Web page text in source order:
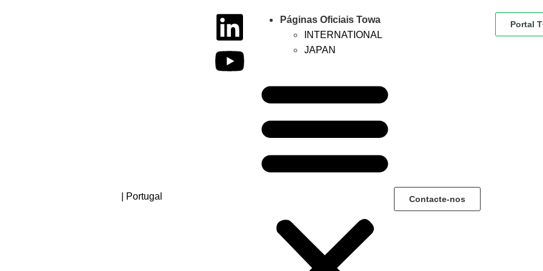
| Portugal
Páginas Oficiais Towa
INTERNATIONAL
JAPAN
Contacte-nos
Portal